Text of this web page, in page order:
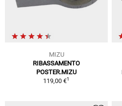
MIZU
RIBASSAMENTO
POSTER.MIZU
119,00 €1